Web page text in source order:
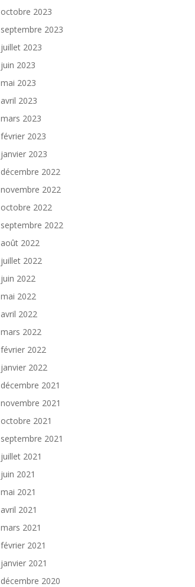
octobre 2023
septembre 2023
juillet 2023
juin 2023
mai 2023
avril 2023
mars 2023
février 2023
janvier 2023
décembre 2022
novembre 2022
octobre 2022
septembre 2022
août 2022
juillet 2022
juin 2022
mai 2022
avril 2022
mars 2022
février 2022
janvier 2022
décembre 2021
novembre 2021
octobre 2021
septembre 2021
juillet 2021
juin 2021
mai 2021
avril 2021
mars 2021
février 2021
janvier 2021
décembre 2020